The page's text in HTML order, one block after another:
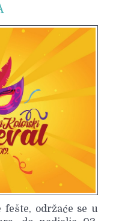
fešte, održaće se u